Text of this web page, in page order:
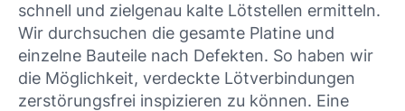
schnell und zielgenau kalte Lötstellen ermitteln.
Wir durchsuchen die gesamte Platine und
einzelne Bauteile nach Defekten. So haben wir
die Möglichkeit, verdeckte Lötverbindungen
zerstörungsfrei inspizieren zu können. Eine